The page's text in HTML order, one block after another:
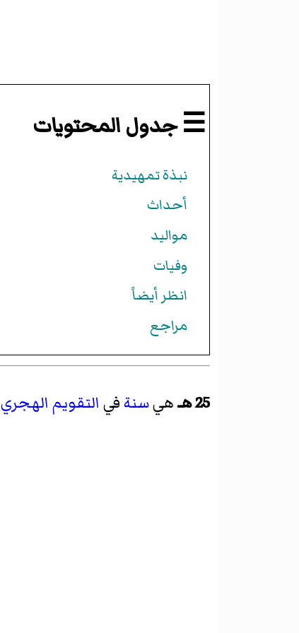
☰ جدول المحتويات
نبذة تمهيدية
أحداث
مواليد
وفيات
انظر أيضاً
مراجع
25 هـ هيسنةفي التقويم الهجري